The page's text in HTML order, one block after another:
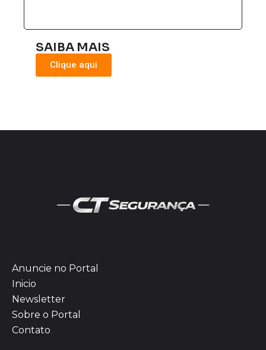
SAIBA MAIS
Clique aqui
Anuncie no Portal
Inicio
Newsletter
Sobre o Portal
Contato